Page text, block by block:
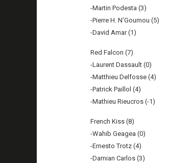
-Martin Podesta (3)
-Pierre H. N’Goumou (5)
-David Amar (1)
Red Falcon (7)
-Laurent Dassault (0)
-Matthieu Delfosse (4)
-Patrick Paillol (4)
-Mathieu Rieucros (-1)
French Kiss (8)
-Wahib Geagea (0)
-Ernesto Trotz (4)
-Damian Carlos (3)